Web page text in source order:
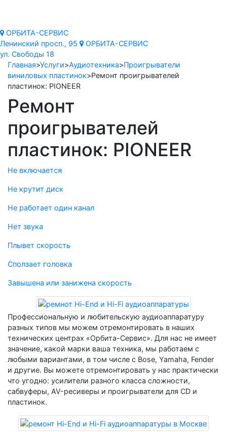
ОРБИТА-СЕРВИС
Ленинский просп., 95
ОРБИТА-СЕРВИС
ул. Свободы 18
Главная>Услуги>Аудиотехника>Проигрыватели
виниловых пластинок>Ремонт проигрывателей
пластинок: PIONEER
Ремонт
проигрывателей
пластинок: PIONEER
Не включается
Не крутит диск
Не работает один канал
Нет звука
Плывет скорость
Сползает головка
Завышена или занижена скорость
Профессиональную и любительскую аудиоаппаратуру
разных типов мы можем отремонтировать в наших
технических центрах «Орбита-Сервис». Для нас не имеет
значение, какой марки ваша техника, мы работаем с
любыми вариантами, в том числе с Bose, Yamaha, Fender
и другие. Вы можете отремонтировать у нас практически
что угодно: усилители разного класса сложности,
сабвуферы, AV-ресиверы и проигрыватели для CD и
пластинок.